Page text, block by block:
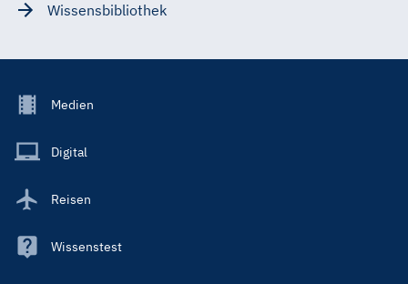
Wissensbibliothek
Footer
Main
Medien
Digital
Reisen
Wissenstest